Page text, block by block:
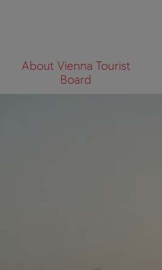
navigation
contents
About Vienna Tourist
Board